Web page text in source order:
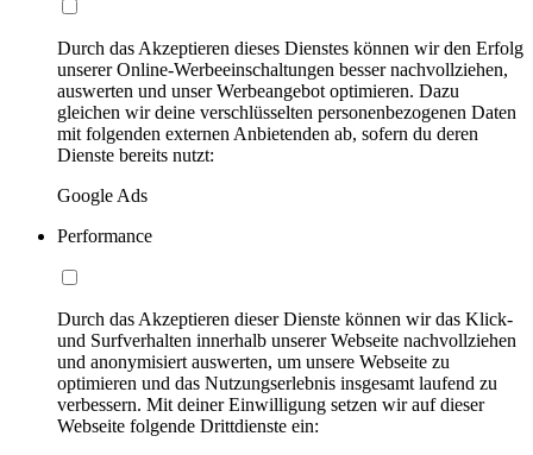
Durch das Akzeptieren dieses Dienstes können wir den Erfolg
unserer Online-Werbeeinschaltungen besser nachvollziehen,
auswerten und unser Werbeangebot optimieren. Dazu
gleichen wir deine verschlüsselten personenbezogenen Daten
mit folgenden externen Anbietenden ab, sofern du deren
Dienste bereits nutzt:
Google Ads
Performance
Durch das Akzeptieren dieser Dienste können wir das Klick-
und Surfverhalten innerhalb unserer Webseite nachvollziehen
und anonymisiert auswerten, um unsere Webseite zu
optimieren und das Nutzungserlebnis insgesamt laufend zu
verbessern. Mit deiner Einwilligung setzen wir auf dieser
Webseite folgende Drittdienste ein: